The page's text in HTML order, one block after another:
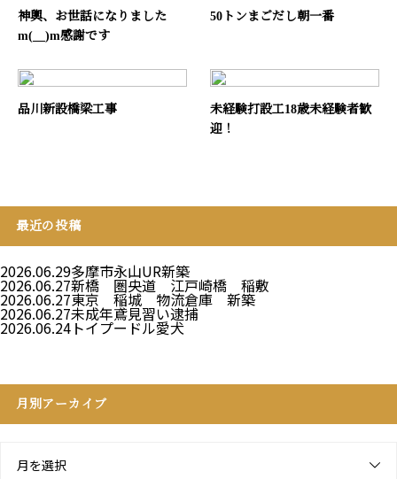
神輿、お世話になりました
m(__)m感謝です
50トンまごだし朝一番
品川新設橋梁工事
未経験打設工18歳未経験者歓
迎！
最近の投稿
2026.06.29多摩市永山UR新築
2026.06.27新橋 圏央道 江戸崎橋 稲敷
2026.06.27東京 稲城 物流倉庫 新築
2026.06.27未成年鳶見習い逮捕
2026.06.24 トイプードル愛犬
月別アーカイブ
月を選択